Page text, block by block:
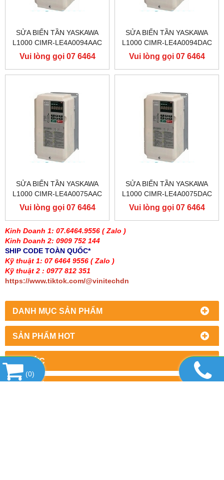
Kinh Doanh 1: 07.6464.9556 ( Zalo )
Kinh Doanh 2: 0909 752 144
SHIP CODE TOÀN QUỐC*
Kỹ thuật 1: 07 6464 9556 ( Zalo )
Kỹ thuật 2 : 0977 812 351
https://www.tiktok.com/@vinitechdn
DANH MỤC SẢN PHẨM
SẢN PHẨM HOT
TIN TỨC
SỬA BIẾN TẦN YASKAWA
L1000 CIMR-LE4A0094AAC
400V 45KW, BIẾN TẦN
YASKAWA L1000
Vui lòng gọi 07 6464
9556
SỬA BIẾN TẦN YASKAWA
L1000 CIMR-LE4A0094DAC
400V 45KW, BIẾN TẦN
YASKAWA L1000
Vui lòng gọi 07 6464
9556
SỬA BIẾN TẦN YASKAWA
L1000 CIMR-LE4A0075AAC
400V 37KW, BIẾN TẦN
YASKAWA L1000
Vui lòng gọi 07 6464
9556
SỬA BIẾN TẦN YASKAWA
L1000 CIMR-LE4A0075DAC
400V 37KW, BIẾN TẦN
YASKAWA L1000
Vui lòng gọi 07 6464
9556
(0)